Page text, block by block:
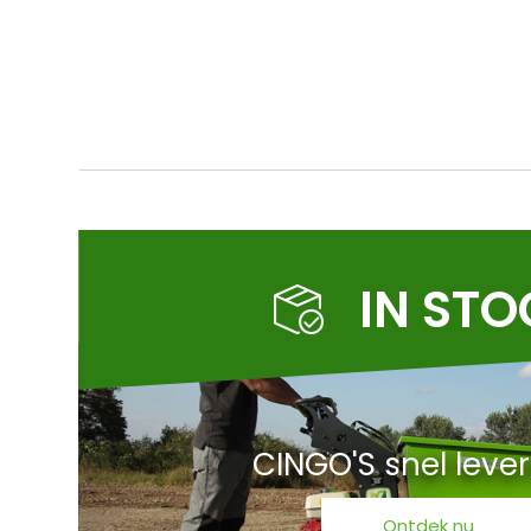
IN
CINGO'S snel
Ontdek nu